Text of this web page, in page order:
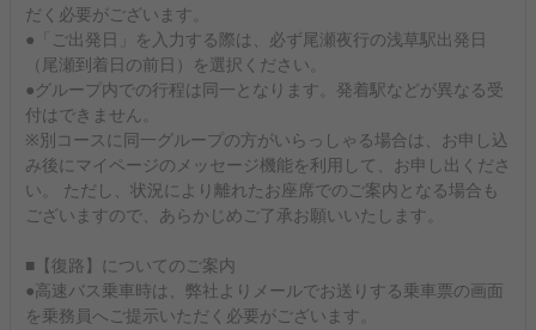
だく必要がございます。
●「ご出発日」を入力する際は、必ず尾瀬夜行の浅草駅出発日
（尾瀬到着日の前日）を選択ください。
●グループ内での行程は同一となります。発着駅などが異なる受
付はできません。
※別コースに同一グループの方がいらっしゃる場合は、お申し込
み後にマイページのメッセージ機能を利用して、お申し出くださ
い。 ただし、状況により離れたお座席でのご案内となる場合も
ございますので、あらかじめご了承お願いいたします。
■【復路】についてのご案内
●高速バス乗車時は、弊社よりメールでお送りする乗車票の画面
を乗務員へご提示いただく必要がございます。